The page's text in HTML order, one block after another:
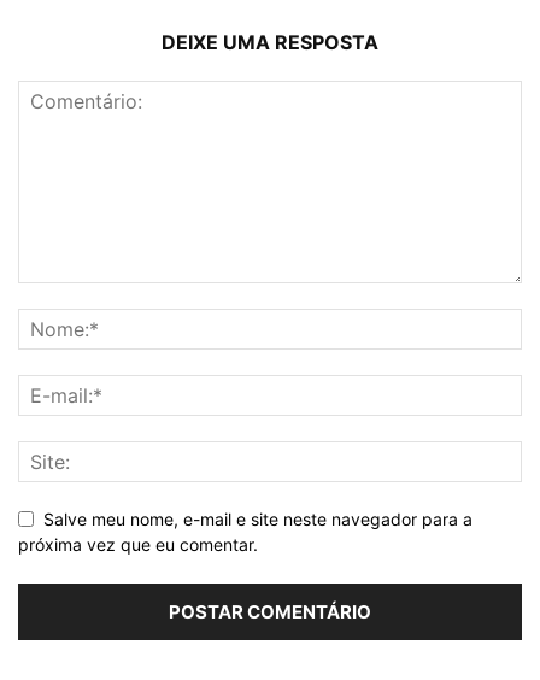
DEIXE UMA RESPOSTA
Salve meu nome, e-mail e site neste navegador para a
próxima vez que eu comentar.